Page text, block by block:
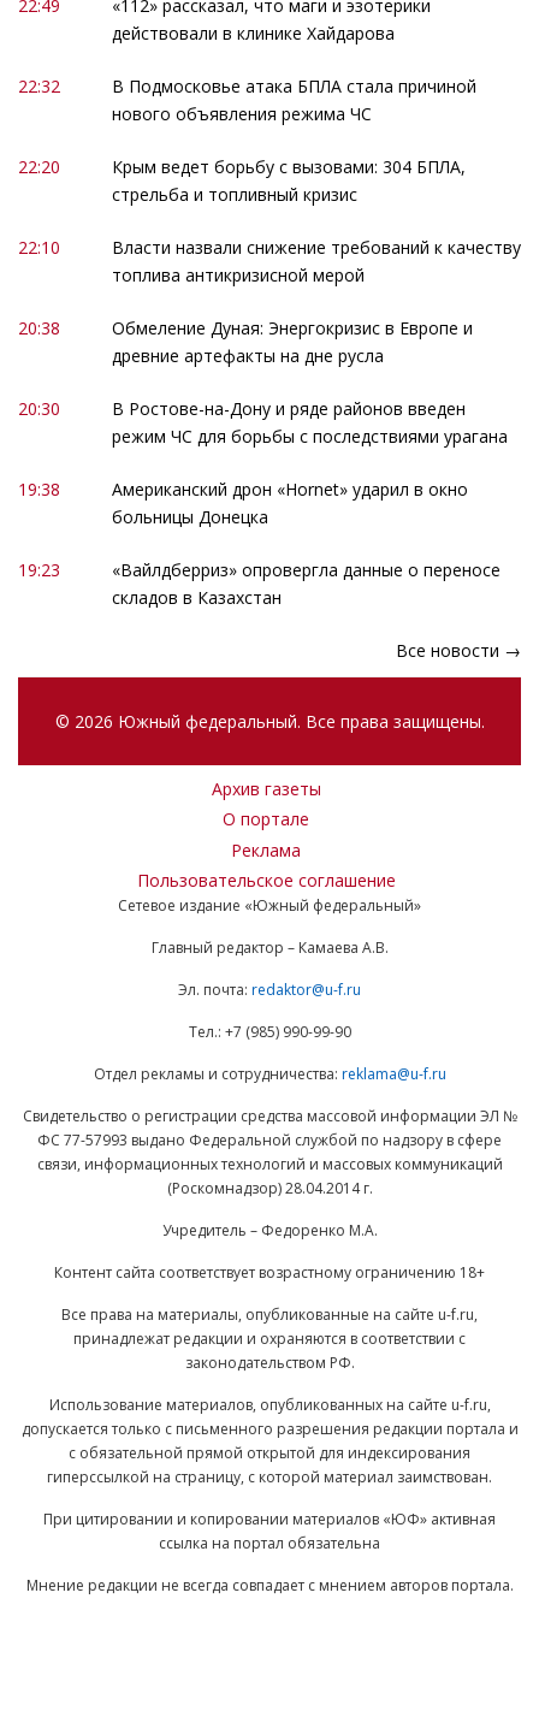
22:49
«112» рассказал, что маги и эзотерики
действовали в клинике Хайдарова
22:32
В Подмосковье атака БПЛА стала причиной
нового объявления режима ЧС
22:20
Крым ведет борьбу с вызовами: 304 БПЛА,
стрельба и топливный кризис
22:10
Власти назвали снижение требований к качеству
топлива антикризисной мерой
20:38
Обмеление Дуная: Энергокризис в Европе и
древние артефакты на дне русла
20:30
В Ростове-на-Дону и ряде районов введен
режим ЧС для борьбы с последствиями урагана
19:38
Американский дрон «Hornet» ударил в окно
больницы Донецка
19:23
«Вайлдберриз» опровергла данные о переносе
складов в Казахстан
Все новости →
© 2026 Южный федеральный. Все права защищены.
Архив газеты
О портале
Реклама
Пользовательское соглашение
Сетевое издание «Южный федеральный»
Главный редактор – Камаева А.В.
Эл. почта: redaktor@u-f.ru
Тел.: +7 (985) 990-99-90
Отдел рекламы и сотрудничества: reklama@u-f.ru
Свидетельство о регистрации средства массовой информации ЭЛ №
ФС 77-57993 выдано Федеральной службой по надзору в сфере
связи, информационных технологий и массовых коммуникаций
(Роскомнадзор) 28.04.2014 г.
Учредитель – Федоренко М.А.
Контент сайта соответствует возрастному ограничению 18+
Все права на материалы, опубликованные на сайте u-f.ru,
принадлежат редакции и охраняются в соответствии с
законодательством РФ.
Использование материалов, опубликованных на сайте u-f.ru,
допускается только с письменного разрешения редакции портала и
с обязательной прямой открытой для индексирования
гиперссылкой на страницу, с которой материал заимствован.
При цитировании и копировании материалов «ЮФ» активная
ссылка на портал обязательна
Мнение редакции не всегда совпадает с мнением авторов портала.